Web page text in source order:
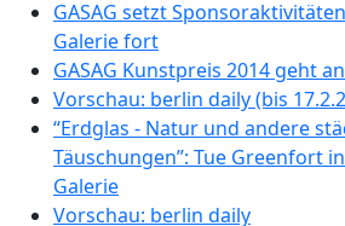
GASAG setzt
Galerie fort
GASAG Kunstpreis 2014 geht
Vorschau: berlin daily (bis
“Erdglas - Natur und andere
Täuschungen”: Tue Greenfort
Galerie
Vorschau: berlin daily